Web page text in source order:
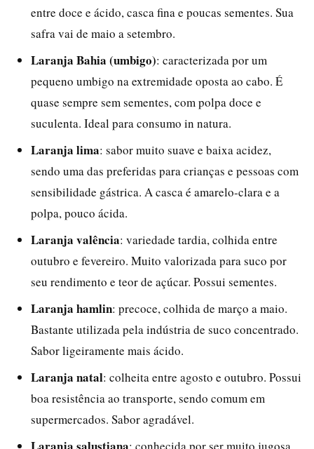
entre doce e ácido, casca fina e poucas sementes. Sua
safra vai de maio a setembro.
Laranja Bahia (umbigo): caracterizada por um
pequeno umbigo na extremidade oposta ao cabo. É
quase sempre sem sementes, com polpa doce e
suculenta. Ideal para consumo in natura.
Laranja lima: sabor muito suave e baixa acidez,
sendo uma das preferidas para crianças e pessoas com
sensibilidade gástrica. A casca é amarelo-clara e a
polpa, pouco ácida.
Laranja valência: variedade tardia, colhida entre
outubro e fevereiro. Muito valorizada para suco por
seu rendimento e teor de açúcar. Possui sementes.
Laranja hamlin: precoce, colhida de março a maio.
Bastante utilizada pela indústria de suco concentrado.
Sabor ligeiramente mais ácido.
Laranja natal: colheita entre agosto e outubro. Possui
boa resistência ao transporte, sendo comum em
supermercados. Sabor agradável.
: conhecida por ser muito jugosa,